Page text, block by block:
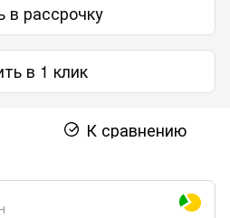
в рассрочку
в 1 клик
К сравнению